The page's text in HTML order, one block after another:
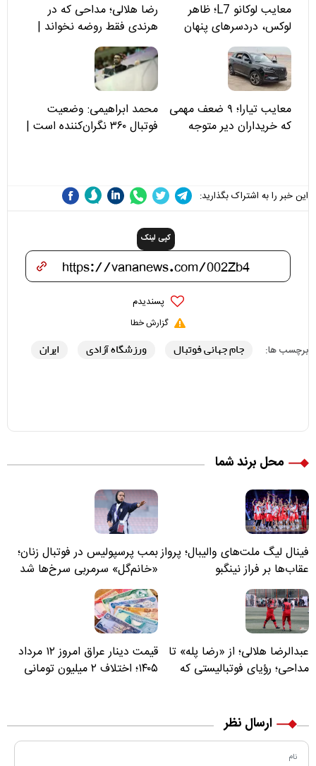
معایب لوکانو L7؛ ظاهر
لوکس، دردسرهای پنهان
رضا هلالی؛ مداحی که در
هرندی فقط روضه نخواند |
مسئولان «تکیه‌گاه آقا مرتضی
علی(ع)» را جدی‌تر ببینند
معایب تیارا؛ ۹ ضعف مهمی
که خریداران دیر متوجه
محمد ابراهیمی: وضعیت
فوتبال ۳۶۰ نگران‌کننده است |
این خبر را به اشتراک بگذارید:
کپی لینک
پسندیدم
گزارش خطا
برچسب ها: جام جهانی فوتبال ورزشگاه آزادی ایران
محل برند شما
فینال لیگ ملت‌های والیبال؛ پرواز
عقاب‌ها بر فراز نینگبو
بمب پرسپولیس در فوتبال زنان؛
«خانم‌گل» سرمربی سرخ‌ها شد
عبدالرضا هلالی؛ از «رضا پله» تا
مداحی؛ رؤیای فوتبالیستی که
قیمت دینار عراق امروز ۱۲ مرداد
۱۴۰۵؛ اختلاف ۲ میلیون تومانی
ارسال نظر